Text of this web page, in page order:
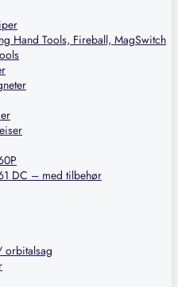
Hand Tools, Fireball, MagSwitch
DC – med tilbehør
orbitalsag